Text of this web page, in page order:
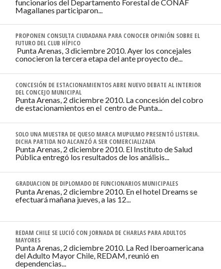
funcionarios del Departamento Forestal de CONAF
Magallanes participaron...
PROPONEN CONSULTA CIUDADANA PARA CONOCER OPINIÓN SOBRE EL
FUTURO DEL CLUB HÍPICO
Punta Arenas, 3 diciembre 2010. Ayer los concejales
conocieron la tercera etapa del ante proyecto de...
CONCESIÓN DE ESTACIONAMIENTOS ABRE NUEVO DEBATE AL INTERIOR
DEL CONCEJO MUNICIPAL
Punta Arenas, 2 diciembre 2010. La concesión del cobro
de estacionamientos en el centro de Punta...
SOLO UNA MUESTRA DE QUESO MARCA MUPULMO PRESENTÓ LISTERIA.
DICHA PARTIDA NO ALCANZÓ A SER COMERCIALIZADA
Punta Arenas, 2 diciembre 2010. El Instituto de Salud
Pública entregó los resultados de los análisis...
GRADUACION DE DIPLOMADO DE FUNCIONARIOS MUNICIPALES
Punta Arenas, 2 diciembre 2010. En el hotel Dreams se
efectuará mañana jueves, a las 12...
REDAM CHILE SE LUCIÓ CON JORNADA DE CHARLAS PARA ADULTOS
MAYORES
Punta Arenas, 2 diciembre 2010. La Red Iberoamericana
del Adulto Mayor Chile, REDAM, reunió en
dependencias...